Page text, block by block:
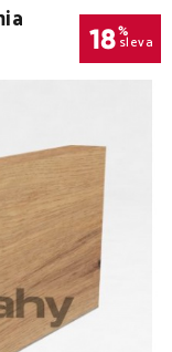
18%
sleva